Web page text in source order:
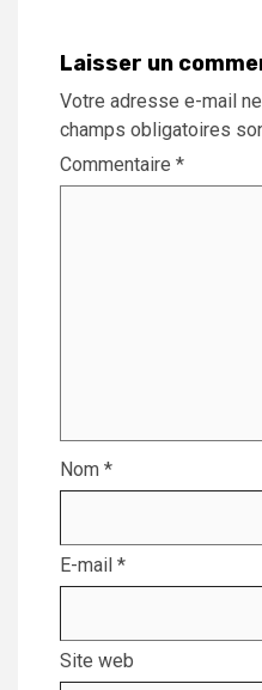
Laisser un
Votre adresse e-mail
champs obligatoires
Commentaire *
Nom *
E-mail *
Site web